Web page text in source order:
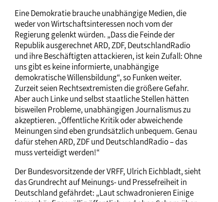
Eine Demokratie brauche unabhängige Medien, die
weder von Wirtschaftsinteressen noch vom der
Regierung gelenkt würden. „Dass die Feinde der
Republik ausgerechnet ARD, ZDF, DeutschlandRadio
und ihre Beschäftigten attackieren, ist kein Zufall: Ohne
uns gibt es keine informierte, unabhängige
demokratische Willensbildung“, so Funken weiter.
Zurzeit seien Rechtsextremisten die größere Gefahr.
Aber auch Linke und selbst staatliche Stellen hätten
bisweilen Probleme, unabhängigen Journalismus zu
akzeptieren. „Öffentliche Kritik oder abweichende
Meinungen sind eben grundsätzlich unbequem. Genau
dafür stehen ARD, ZDF und DeutschlandRadio – das
muss verteidigt werden!“
Der Bundesvorsitzende der VRFF, Ulrich Eichbladt, sieht
das Grundrecht auf Meinungs- und Pressefreiheit in
Deutschland gefährdet: „Laut schwadronieren Einige